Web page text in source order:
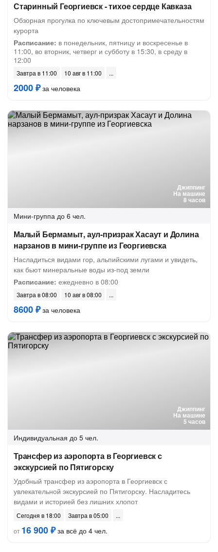
Старинный Георгиевск - тихое сердце Кавказа
Обзорная прогулка по ключевым достопримечательностям
курорта
Расписание: в понедельник, пятницу и воскресенье в
11:00, во вторник, четверг и субботу в 15:30, в среду в
12:00
Завтра в 11:00 10 авг в 11:00
2000 ₽за человека
Джиппинг
На машине
8 часов
Мини-группа до 6 чел.
Малый Бермамыт, аул-призрак Хасаут и Долина
нарзанов в мини-группе из Георгиевска
Насладиться видами гор, альпийскими лугами и увидеть,
как бьют минеральные воды из-под земли
Расписание: ежедневно в 08:00
Завтра в 08:00 10 авг в 08:00
8600 ₽за человека
Джиппинг
На машине
5 часов
Индивидуальная до 5 чел.
Трансфер из аэропорта в Георгиевск с
экскурсией по Пятигорску
Удобный трансфер из аэропорта в Георгиевск с
увлекательной экскурсией по Пятигорску. Насладитесь
видами и историей без лишних хлопот
Сегодня в 18:00
Завтра в 05:00
от 16 900 ₽за всё до 4 чел.